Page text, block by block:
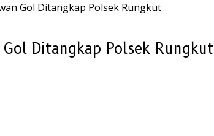
Gol Ditangkap Polsek Rungkut
Gol Ditangkap Polsek Rungkut